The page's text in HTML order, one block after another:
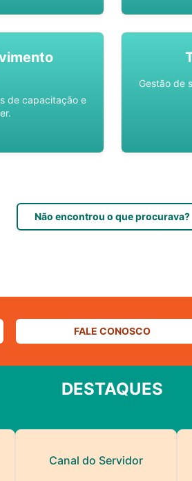
de capacitação e
Gestão de
Não encontrou o que procurava?
FALE CONOSCO
DESTAQUES
Canal do Servidor